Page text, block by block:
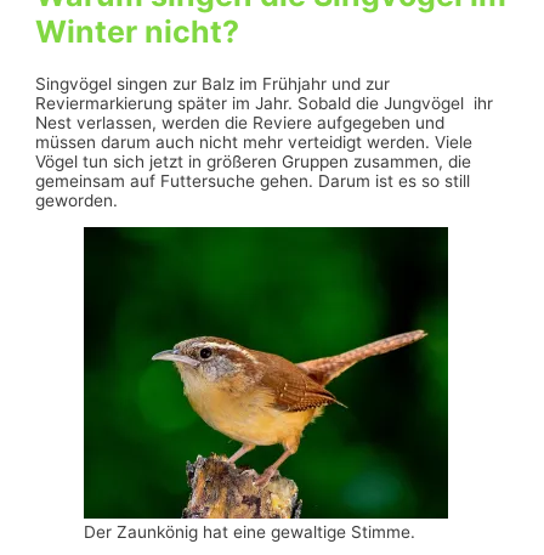
Winter nicht?
Singvögel singen zur Balz im Frühjahr und zur
Reviermarkierung später im Jahr. Sobald die Jungvögel ihr
Nest verlassen, werden die Reviere aufgegeben und
müssen darum auch nicht mehr verteidigt werden. Viele
Vögel tun sich jetzt in größeren Gruppen zusammen, die
gemeinsam auf Futtersuche gehen. Darum ist es so still
geworden.
Der Zaunkönig hat eine gewaltige Stimme.